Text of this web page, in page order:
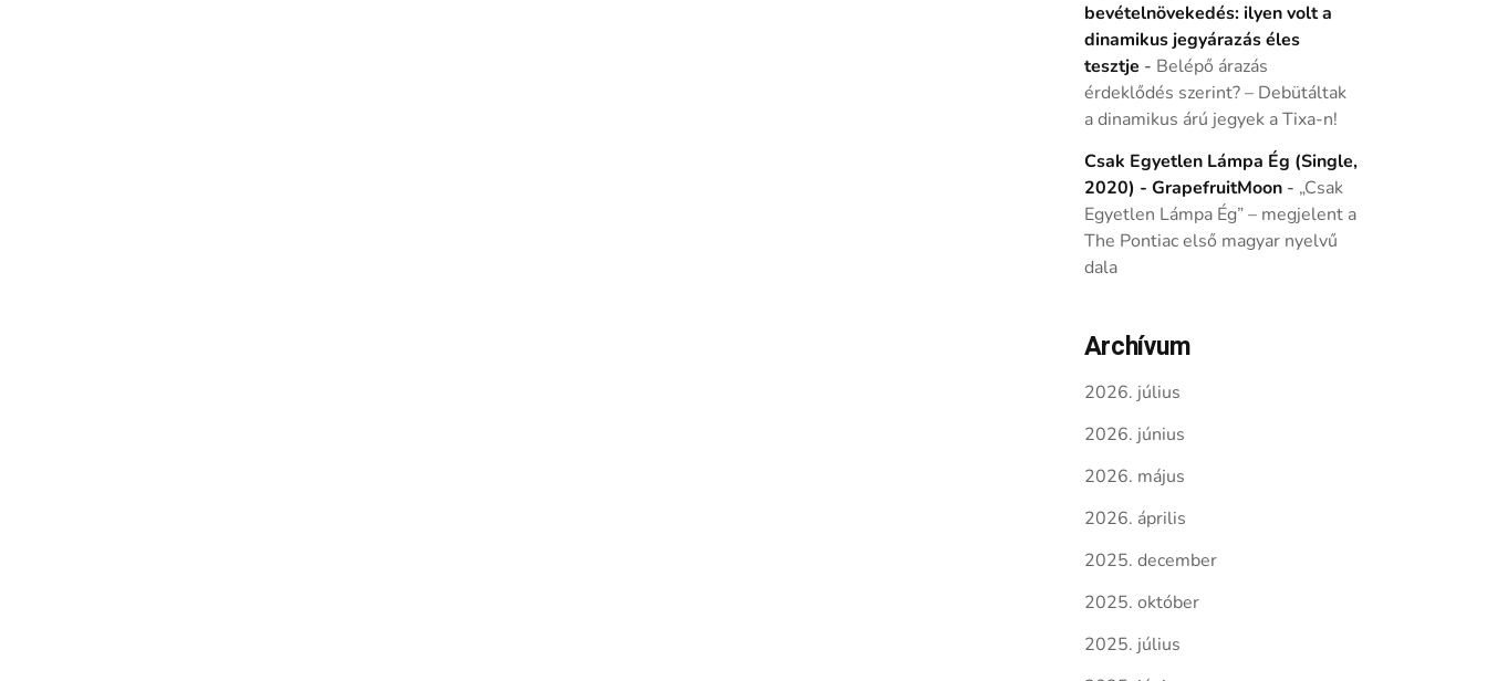
bevételnövekedés: ilyen volt a
dinamikus jegyárazás éles
tesztje - Belépő árazás
érdeklődés szerint? – Debütáltak
a dinamikus árú jegyek a Tixa-n!
Csak Egyetlen Lámpa Ég (Single,
2020) - GrapefruitMoon- „Csak
Egyetlen Lámpa Ég” – megjelent a
The Pontiac első magyar nyelvű
dala
Archívum
2026. július
2026. június
2026. május
2026. április
2025. december
2025. október
2025. július